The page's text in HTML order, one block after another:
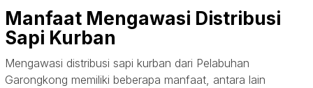
Manfaat Mengawasi Distribusi
Sapi Kurban
Mengawasi distribusi sapi kurban dari Pelabuhan
Garongkong memiliki beberapa manfaat, antara lain